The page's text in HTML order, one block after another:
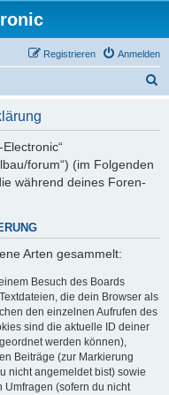
Anmelden
Registrieren
forum“) (im Folgenden
während deines Foren-
Arten gesammelt:
Besuch des Boards
die dein Browser als
den einzelnen Aufrufen des
sind die aktuelle ID deiner
werden können),
Beiträge (zur Markierung
nicht angemeldet bist) sowie
Umfragen (sofern du nicht